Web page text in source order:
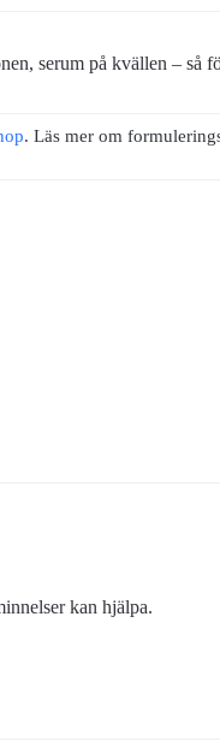
serum på kvällen – så
. Läs mer om
kan hjälpa.